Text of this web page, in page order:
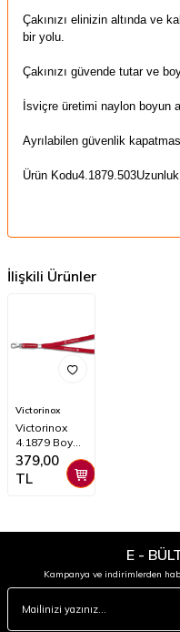
Çakınızı elinizin altında ve
bir yolu.
Çakınızı güvende tutar ve
İsviçre üretimi naylon boyun
Ayrılabilen güvenlik
Ürün Kodu4.1879.503Uzunluk
İlişkili Ürünler
Victorinox
Victorinox
4.1879 Boyun
İpi
379,00
TL
E -
Kampanya ve indirimlerden